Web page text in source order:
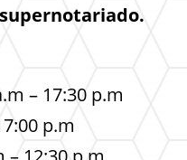
– 17:30 p.m
p.m